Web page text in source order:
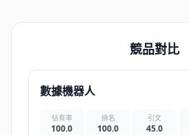
競品對比
數據機器人
佔有率
100.0
排名
100.0
引文
45.0